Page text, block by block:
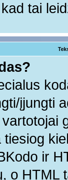
tai
įjungti
ir
o HTML